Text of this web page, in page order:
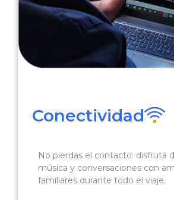
Conectividad
No pierdas el contacto: disfrutá
música y conversaciones con
familiares durante todo el viaje.